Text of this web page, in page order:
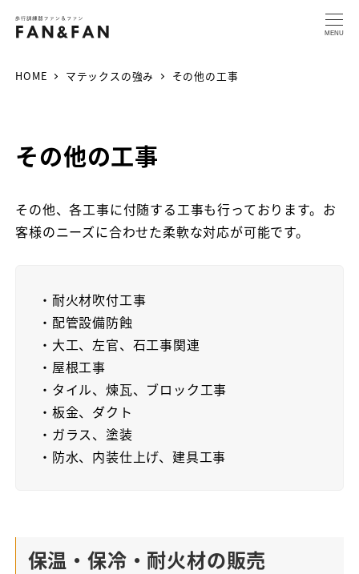
MENU
HOME マテックスの強み その他の工事
その他の工事
その他、各工事に付随する工事も行っております。お
客様のニーズに合わせた柔軟な対応が可能です。
・耐火材吹付工事
・配管設備防蝕
・大工、左官、石工事関連
・屋根工事
・タイル、煉瓦、ブロック工事
・板金、ダクト
・ガラス、塗装
・防水、内装仕上げ、建具工事
保温・保冷・耐火材の販売